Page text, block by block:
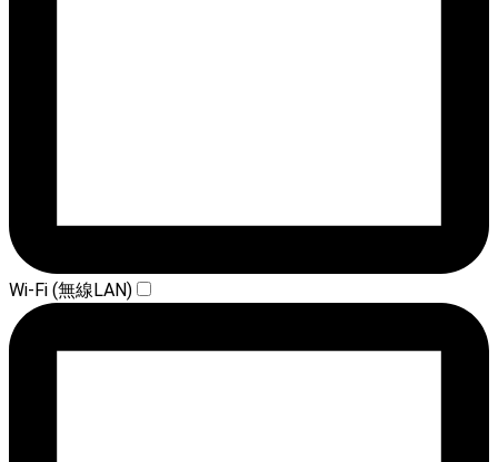
Wi-Fi (無線LAN)